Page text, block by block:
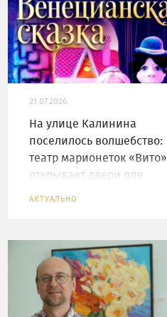
21.07.2026
На улице Калинина
поселилось волшебство:
театр марионеток «Вито»
открывает двери для
АКТУАЛЬНО